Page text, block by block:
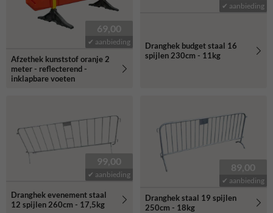
69,00
✔ aanbieding
Afzethek kunststof oranje 2
meter - reflecterend -
inklapbare voeten
✔ aanbieding
Dranghek budget staal 16
spijlen 230cm - 11kg
99,00
✔ aanbieding
Dranghek evenement staal
12 spijlen 260cm - 17,5kg
89,00
✔ aanbieding
Dranghek staal 19 spijlen
250cm - 18kg